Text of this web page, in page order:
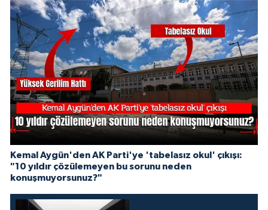
Kemal Aygün'den AK Parti'ye 'tabelasız okul' çıkışı:
"10 yıldır çözülemeyen bu sorunu neden
konuşmuyorsunuz?"